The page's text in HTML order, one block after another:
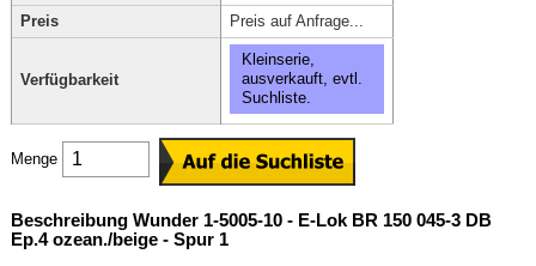
Preis
Preis auf Anfrage...
Verfügbarkeit
Kleinserie,
ausverkauft, evtl.
Suchliste.
Menge
Beschreibung Wunder 1-5005-10 - E-Lok BR 150 045-3 DB
Ep.4 ozean./beige - Spur 1